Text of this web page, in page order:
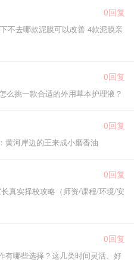
0回复
不去哪款泥膜可以改善 4款泥膜亲
0回复
么挑一款合适的外用草本护理液？
0回复
黄河岸边的王来成小磨香油
0回复
真实择校攻略（师资/课程/环境/安
0回复
有哪些选择？这几类时间灵活、好